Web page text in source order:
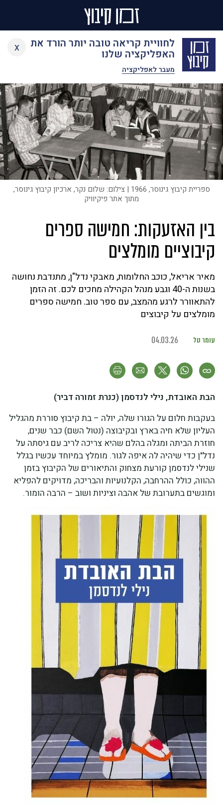
לחוויית קריאה טובה יותר הורד את
האפליקציה שלנו
מעבר לאפליקציה
x
Skip
content
ספריית קיבוץ גינוסר, 1966 | צילום: שלום נקר, ארכיון קיבוץ גינוסר,
מתוך אתר פיקיוויק
בין האזעקות: חמישה ספרים
קיבוציים מומלצים
מאיר אריאל, כוכב החלומות, מאבקי נדל"ן, מתנדבת נחושה
בשנות ה-40 וגבע מנהל הקהילה מחכים לכם. זה הזמן
להתאוורר לרגע מהמצב, עם ספר טוב. חמישה ספרים
מומלצים על קיבוצים
עומר טל 04.03.26
הבת האובדת, נילי לנדסמן (כנרת זמורה דביר)
בעקבות חלום על הגורו שלה, יולה – בת קיבוץ סוררת מהגליל
העליון שלא חיה בארץ ובקיבוצה (נטול השם) כבר שנים,
חוזרת הביתה ומגלה בהלם שהיא צריכה לריב עם גיסתה על
נדל"ן כדי שיהיה לה איפה לגור. מומלץ במיוחד עכשיו בגלל
שנילי לנדסמן קורעת מצחוק והתיאורים של הקיבוץ בזמן
ההווה, כולל ההרחבה, הקלנועיות והבריכה, מדויקים להפליא
ומוגשים בתערובת של אהבה וציניות ושוב – הרבה הומור.